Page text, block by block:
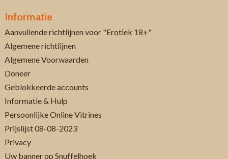
Informatie
Aanvullende richtlijnen voor "Erotiek 18+"
Algemene richtlijnen
Algemene Voorwaarden
Doneer
Geblokkeerde accounts
Informatie & Hulp
Persoonlijke Online Vitrines
Prijslijst 08-08-2023
Privacy
Uw banner op Snuffelhoek